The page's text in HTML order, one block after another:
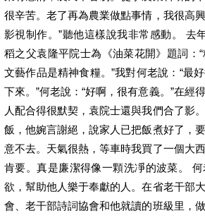
很辛苦。老了再為農業做點事情，我很高
影視制作。”聽他這樣說我非常感動。 去
稻之父袁隆平院士為《油菜花開》題詞：
文藝作品是精神食糧。”我對何老說：“最
下來。”何老說：“好啊，很有意義。”在經
人配合得很默契，袁院士還與我們合了影
飯，他婉言謝絕，說家人已把飯煮好了，
意不去。天氣很熱，等車時我買了一個大
肯要。真是廉潔得像一顆洗凈的波菜。
欲，幫助他人樂于奉獻的人。在省老干部
會、老干部詩詞協會和他就讀的班級里，